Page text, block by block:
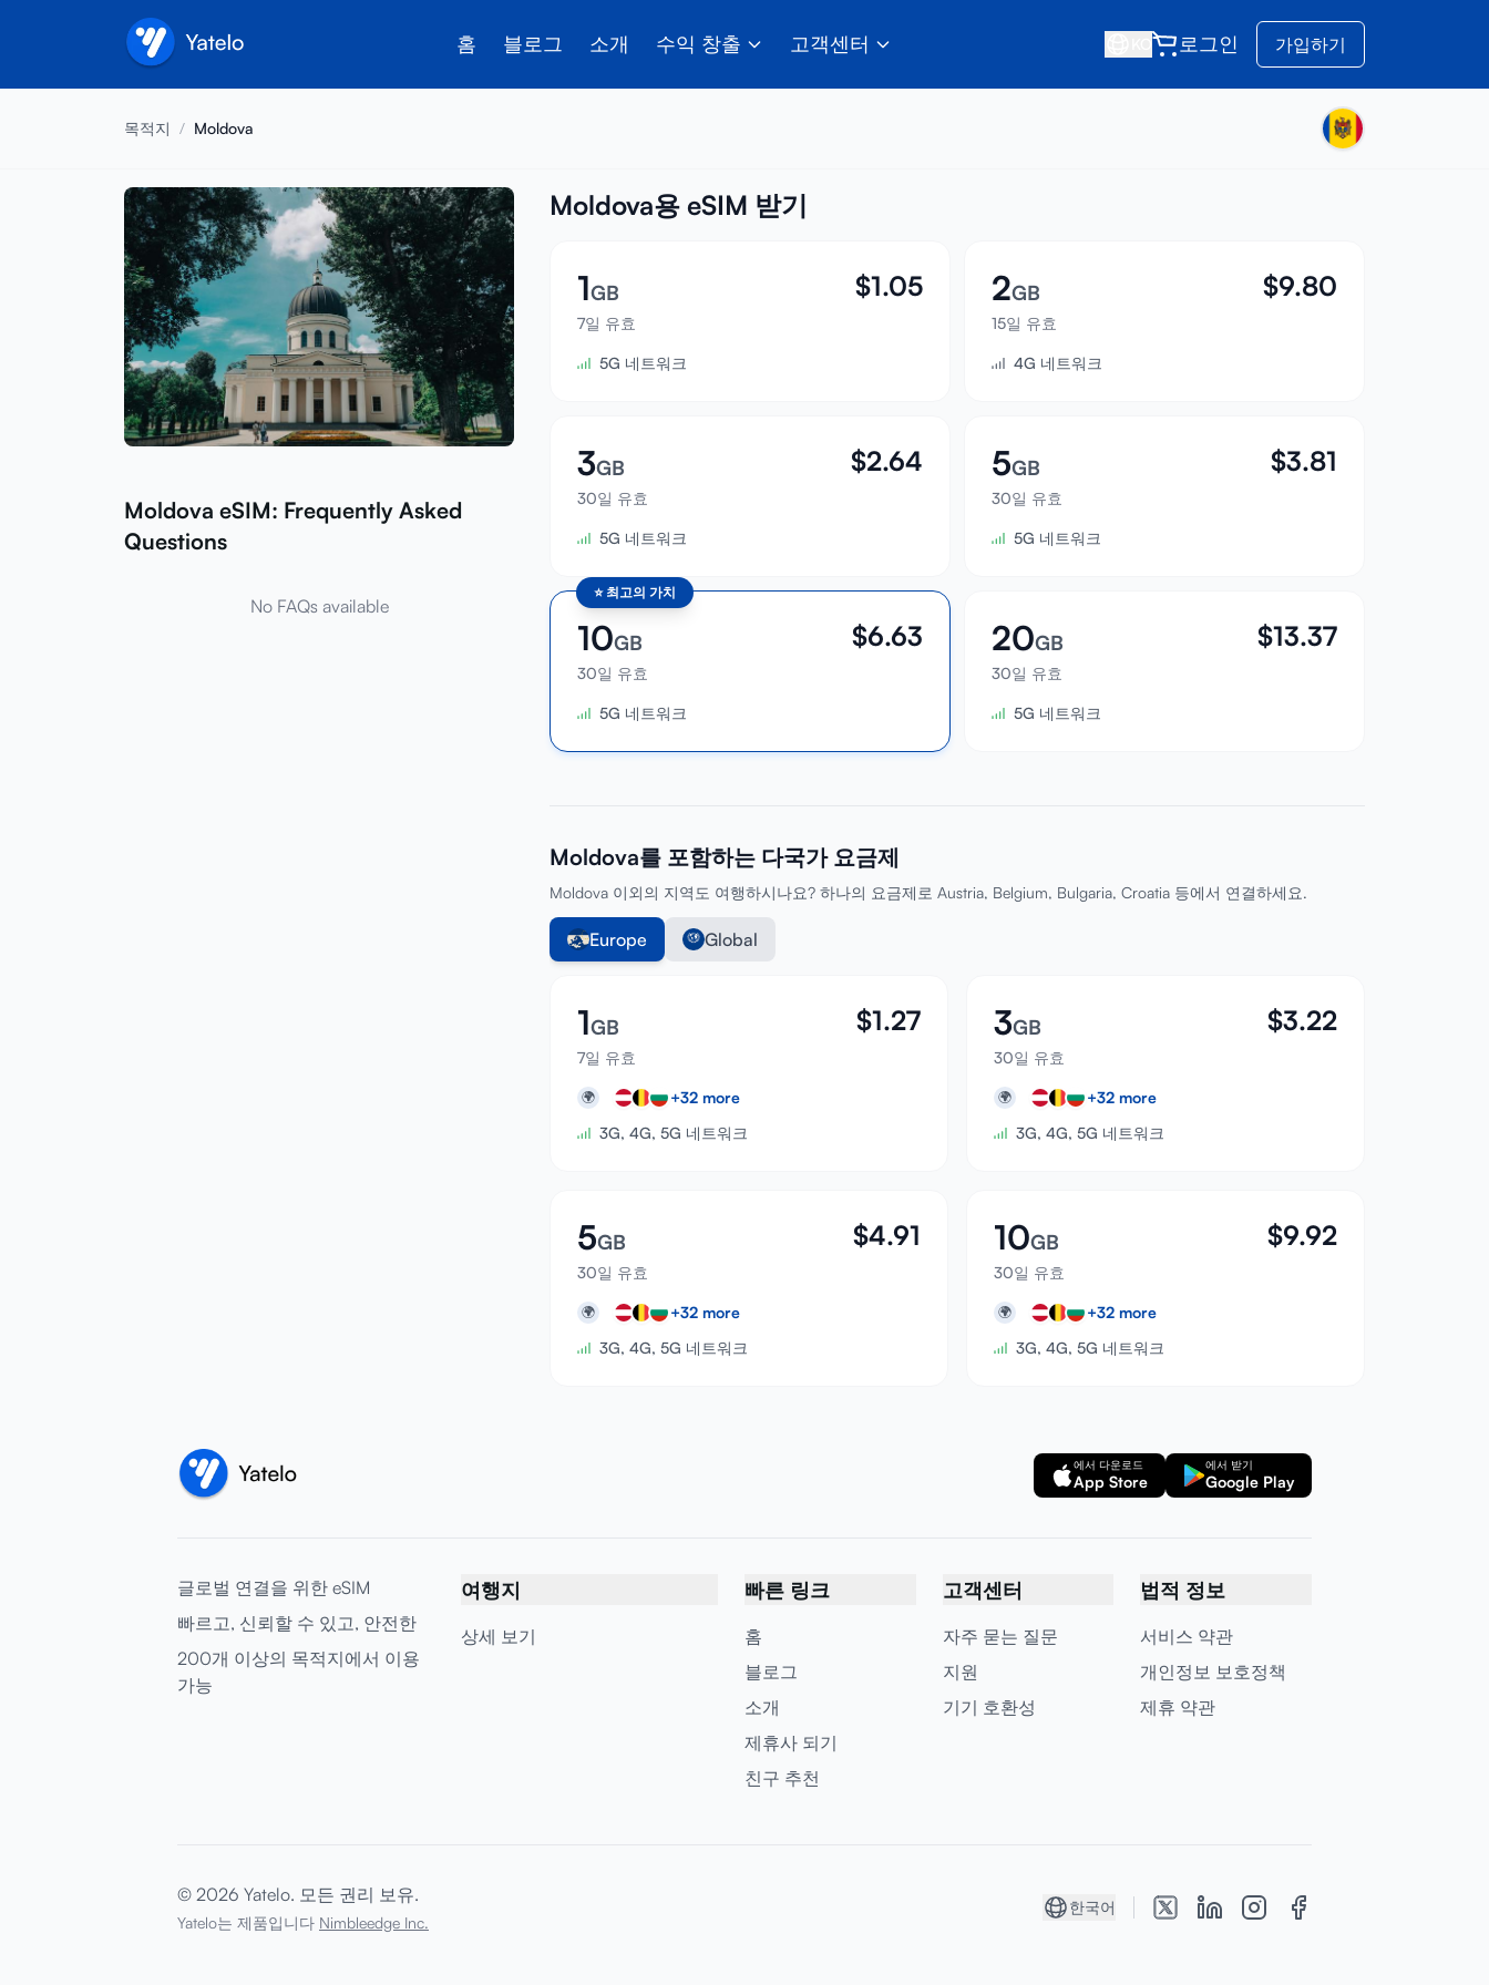
홈 블로그 소개 수익 창출 고객센터 로그인 가입하기
목적지 / Moldova
Moldova eSIM: Frequently Asked
Questions
No FAQs available
Moldova용 eSIM 받기
1GB
7일 유효
$1.05
5G 네트워크
2GB
15일 유효
$9.80
4G 네트워크
3GB
30일 유효
$2.64
5G 네트워크
5GB
30일 유효
$3.81
5G 네트워크
⭐ 최고의 가치
10GB
30일 유효
$6.63
5G 네트워크
20GB
30일 유효
$13.37
5G 네트워크
Moldova를 포함하는 다국가 요금제
Moldova 이외의 지역도 여행하시나요? 하나의 요금제로 Austria, Belgium, Bulgaria, Croatia 등에서 연결하세요.
Europe Global
1GB
7일 유효
$1.27
🌍 +32 more
3G, 4G, 5G 네트워크
3GB
30일 유효
$3.22
🌍 +32 more
3G, 4G, 5G 네트워크
5GB
30일 유효
$4.91
🌍 +32 more
3G, 4G, 5G 네트워크
10GB
30일 유효
$9.92
🌍 +32 more
3G, 4G, 5G 네트워크
에서 다운로드
App Store
에서 받기
Google Play
글로벌 연결을 위한 eSIM
빠르고, 신뢰할 수 있고, 안전한
200개 이상의 목적지에서 이용
가능
여행지
상세 보기
빠른 링크
홈
블로그
소개
제휴사 되기
친구 추천
고객센터
자주 묻는 질문
지원
기기 호환성
법적 정보
서비스 약관
개인정보 보호정책
제휴 약관
© 2026 Yatelo. 모든 권리 보유.
Yatelo는 제품입니다 Nimbleedge Inc.
한국어